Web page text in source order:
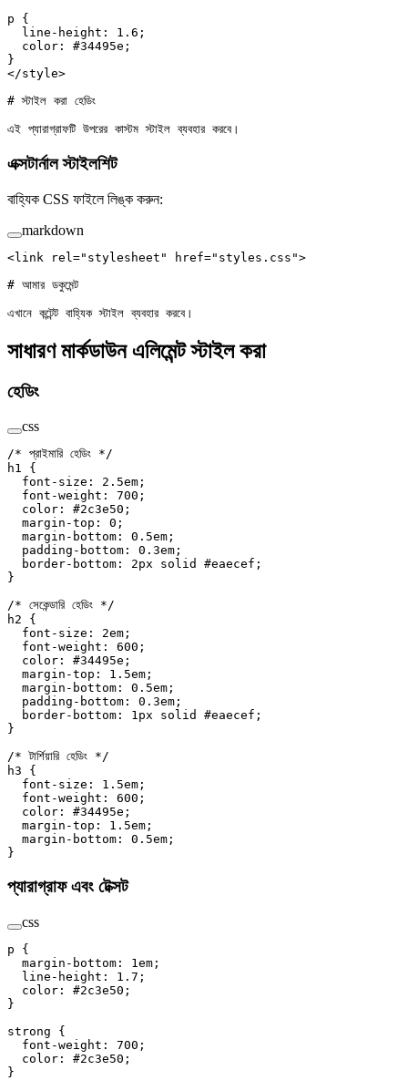
p {
  line-height: 1.6;
  color: #34495e;
}
</style>
# স্টাইল করা হেডিং
এই প্যারাগ্রাফটি উপরের কাস্টম স্টাইল ব্যবহার করবে।
এক্সটার্নাল স্টাইলশিট
বাহ্যিক CSS ফাইলে লিঙ্ক করুন:
markdown
<link rel="stylesheet" href="styles.css">
# আমার ডকুমেন্ট
এখানে কন্টেন্ট বাহ্যিক স্টাইল ব্যবহার করবে।
সাধারণ মার্কডাউন এলিমেন্ট স্টাইল করা
হেডিং
css
/* প্রাইমারি হেডিং */
h1 {
  font-size
: 2.5em ;
  font-weight
: 700 ;
  color
: #2c3e50 ;
  margin-top
: 0 ;
  margin-bottom
: 0.5em ;
  padding-bottom
: 0.3em ;
  border-bottom
: 2px solid #eaecef ;
}
/* সেকেন্ডারি হেডিং */
h2 {
  font-size
: 2em ;
  font-weight
: 600 ;
  color
: #34495e ;
  margin-top
: 1.5em ;
  margin-bottom
: 0.5em ;
  padding-bottom
: 0.3em ;
  border-bottom
: 1px solid #eaecef ;
}
/* টার্শিয়ারি হেডিং */
h3 {
  font-size
: 1.5em ;
  font-weight
: 600 ;
  color
: #34495e ;
  margin-top
: 1.5em ;
  margin-bottom
: 0.5em ;
}
প্যারাগ্রাফ এবং টেক্সট
css
p {
  margin-bottom
: 1 em ;
  line-height
: 1.7 ;
  color
: #2c3e50 ;
}
strong {
  font-weight
: 700 ;
  color
: #2c3e50 ;
}